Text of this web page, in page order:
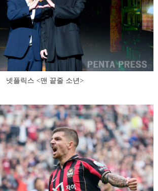
넷플릭스 <맨 끝줄 소년>